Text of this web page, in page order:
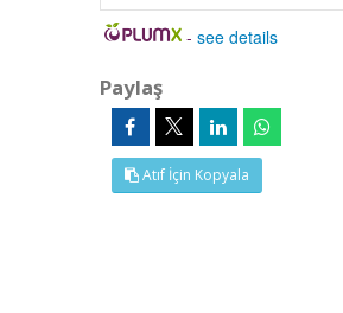
-see details
Paylaş
Atıf İçin Kopyala